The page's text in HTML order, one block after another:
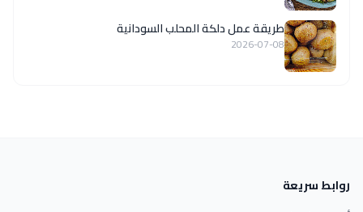
طريقة عمل دلكة المحلب السودانية
2026-07-08
روابط سريعة